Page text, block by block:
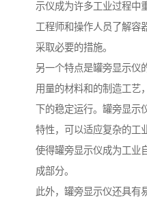
示仪成为许多工业过程中
工程师和操作人员了解容
采取必要的措施。
另一个特点是罐旁显示仪
用量的材料和的制造工艺
下的稳定运行。罐旁显
特性，可以适应复杂的工
使得罐旁显示仪成为工业
成部分。
此外，罐旁显示仪还具有